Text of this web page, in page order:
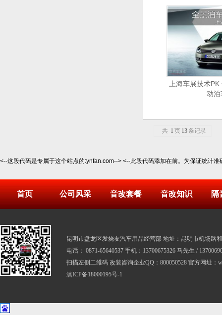
上海车展技术
动泊
共 1 页 13条记录
<--这段代码是专属于这个站点的:ynfan.com--> <--此段代码添加在前。为保证统计
首页 公司风采 音改套餐 音改知识 隔
昆明市盘龙区发烧友汽车用品经营部 地址：昆明市机场路
电话： 0871-65640537 手机：13700675326 马先生 /
扫描左侧二维码 改装咨询企业QQ：800050528 官方网址：
滇ICP备18000195号-1